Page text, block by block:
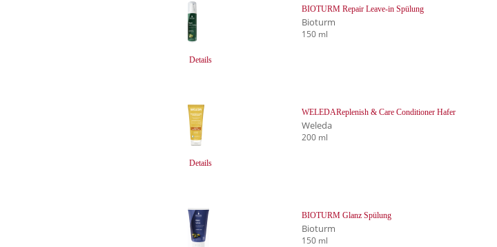
Details
BIOTURM Repair Leave-in Spülung
Bioturm
150 ml
Details
WELEDAReplenish & Care Conditioner Hafer
Weleda
200 ml
BIOTURM Glanz Spülung
Bioturm
150 ml